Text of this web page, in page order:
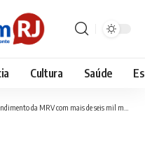
Cultura Saúde
da MRV com mais de seis mil moradias